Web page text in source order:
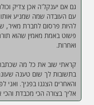
גם אם יענקל'ה אכן צדיק
עם העובדה שמה שמניע אותו
פשוט באמת מאמין שהוא
ואחרות.
קראתי שוב את כל מה
בתשובות לך שום טענה
והאחרים הצגנו בפניך.
אליך בצורה הכי מכבדת